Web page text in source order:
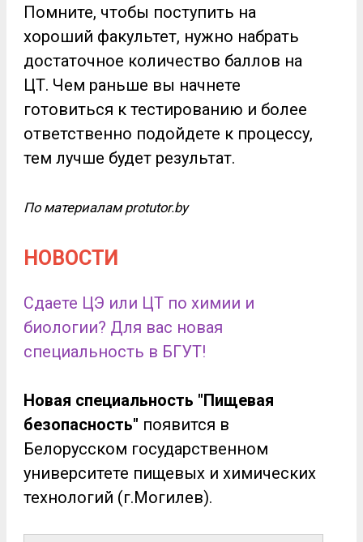
Помните, чтобы поступить на
хороший факультет, нужно набрать
достаточное количество баллов на
ЦТ. Чем раньше вы начнете
готовиться к тестированию и более
ответственно подойдете к процессу,
тем лучше будет результат.
По материалам protutor.by
НОВОСТИ
Сдаете ЦЭ или ЦТ по химии и
биологии? Для вас новая
специальность в БГУТ!
Новая специальность "Пищевая
безопасность" появится в
Белорусском государственном
университете пищевых и химических
технологий (г.Могилев).